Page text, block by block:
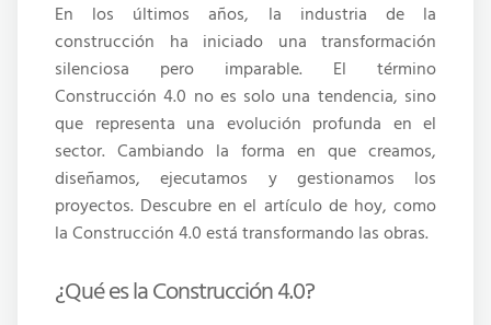
En los últimos años, la industria de la
construcción ha iniciado una transformación
silenciosa pero imparable. El término
Construcción 4.0 no es solo una tendencia, sino
que representa una evolución profunda en el
sector. Cambiando la forma en que creamos,
diseñamos, ejecutamos y gestionamos los
proyectos. Descubre en el artículo de hoy, como
la Construcción 4.0 está transformando las obras.
¿Qué es la Construcción 4.0?